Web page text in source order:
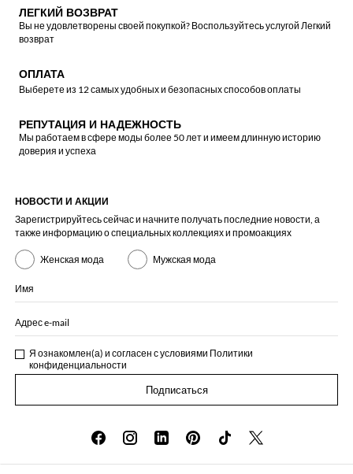
ЛЕГКИЙ ВОЗВРАТ
Вы не удовлетворены своей покупкой? Воспользуйтесь услугой Легкий
возврат
ОПЛАТА
Выберете из 12 самых удобных и безопасных способов оплаты
РЕПУТАЦИЯ И НАДЕЖНОСТЬ
Мы работаем в сфере моды более 50 лет и имеем длинную историю
доверия и успеха
НОВОСТИ И АКЦИИ
Зарегистрируйтесь сейчас и начните получать последние новости, а
также информацию о специальных коллекциях и промоакциях
Женская мода Мужская мода
Имя
Адрес e-mail
Я ознакомлен(а) и согласен с условиями Политики
конфиденциальности
Подписаться